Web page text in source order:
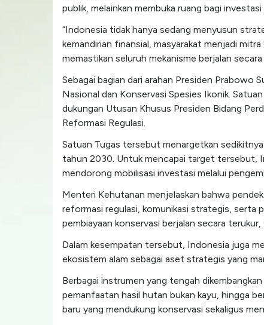
publik, melainkan membuka ruang bagi
“Indonesia tidak hanya sedang menyusun
kemandirian finansial, masyarakat menjadi
memastikan seluruh mekanisme berjalan
Sebagai bagian dari arahan Presiden
Nasional dan Konservasi Spesies Ikonik.
dukungan Utusan Khusus Presiden Bidang
Reformasi Regulasi.
Satuan Tugas tersebut menargetkan
tahun 2030. Untuk mencapai target tersebut,
mendorong mobilisasi investasi melalui
Menteri Kehutanan menjelaskan bahwa
reformasi regulasi, komunikasi strategis, serta
pembiayaan konservasi berjalan secara
Dalam kesempatan tersebut, Indonesia juga
ekosistem alam sebagai aset strategis yang
Berbagai instrumen yang tengah
pemanfaatan hasil hutan bukan kayu, hingga
baru yang mendukung konservasi sekaligus